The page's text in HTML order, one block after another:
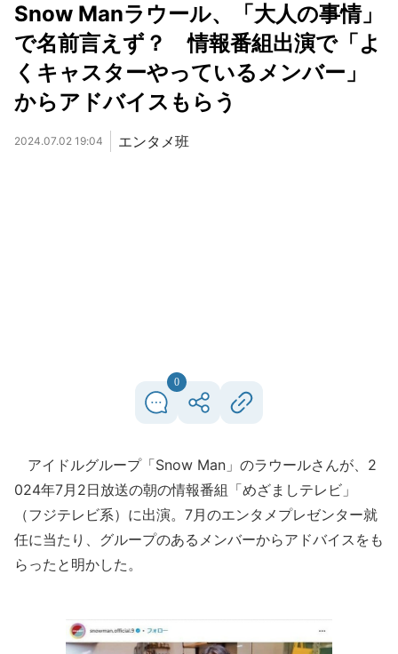
Snow Manラウール、「大人の事情」
で名前言えず？ 情報番組出演で「よ
くキャスターやっているメンバー」
からアドバイスもらう
2024.07.02 19:04 エンタメ班
0
アイドルグループ「Snow Man」のラウールさんが、2
024年7月2日放送の朝の情報番組「めざましテレビ」
（フジテレビ系）に出演。7月のエンタメプレゼンター就
任に当たり、グループのあるメンバーからアドバイスをも
らったと明かした。